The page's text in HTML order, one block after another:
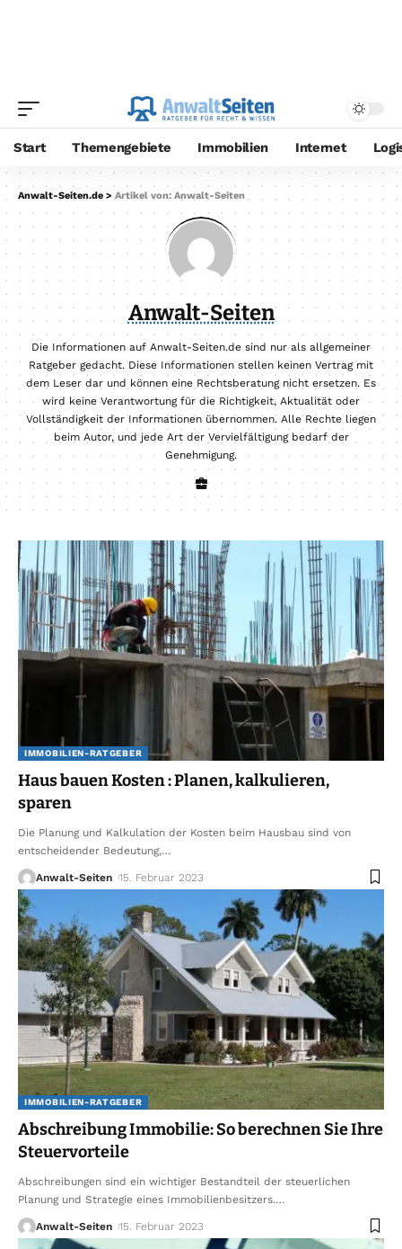
Start Themengebiete Immobilien Internet
Anwalt-Seiten.de > Artikel von: Anwalt-Seiten
Anwalt-Seiten
Die Informationen auf Anwalt-Seiten.de sind nur als allgemeiner
Ratgeber gedacht. Diese Informationen stellen keinen Vertrag mit
dem Leser dar und können eine Rechtsberatung nicht ersetzen. Es
wird keine Verantwortung für die Richtigkeit, Aktualität oder
Vollständigkeit der Informationen übernommen. Alle Rechte liegen
beim Autor, und jede Art der Vervielfältigung bedarf der
Genehmigung.
IMMOBILIEN-RATGEBER
Haus bauen Kosten : Planen, kalkulieren,
sparen
Die Planung und Kalkulation der Kosten beim Hausbau sind von
entscheidender Bedeutung,…
Anwalt-Seiten 15. Februar 2023
IMMOBILIEN-RATGEBER
Abschreibung Immobilie: So berechnen Sie Ihre
Steuervorteile
Abschreibungen sind ein wichtiger Bestandteil der steuerlichen
Planung und Strategie eines Immobilienbesitzers.…
Anwalt-Seiten 15. Februar 2023